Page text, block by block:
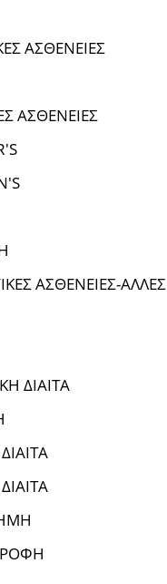
ΑΣΘΕΝΕΙΕΣ
ΑΣΘΕΝΕΙΕΣ
ΑΣΘΕΝΕΙΕΣ-ΑΛΛΕΣ
ΔΙΑΙΤΑ